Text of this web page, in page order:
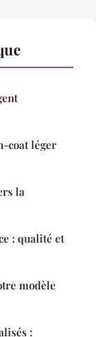
coat léger
la
: qualité et
modèle
: